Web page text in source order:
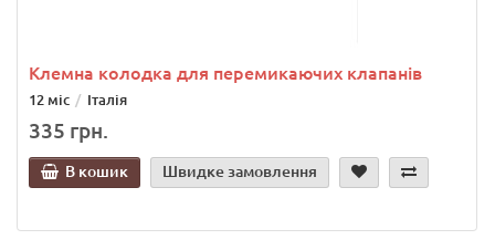
Клемна колодка для перемикаючих клапанів
12 міс Італія
335 грн.
В кошик Швидке замовлення